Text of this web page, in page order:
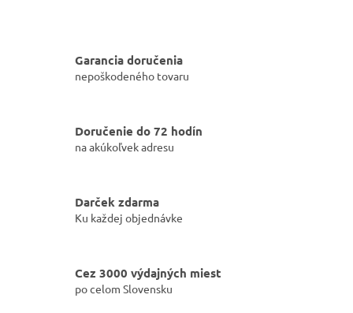
Garancia doručenia
nepoškodeného tovaru
Doručenie do 72 hodín
na akúkoľvek adresu
Darček zdarma
Ku každej objednávke
Cez 3000 výdajných miest
po celom Slovensku